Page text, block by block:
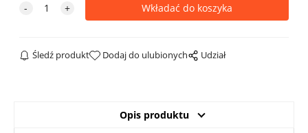
Śledź produkt Dodaj do ulubionych Udział
Opis produktu